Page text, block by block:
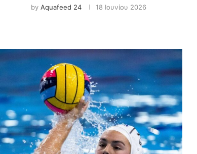
by Aquafeed 24 18 Ιουνίου 2026